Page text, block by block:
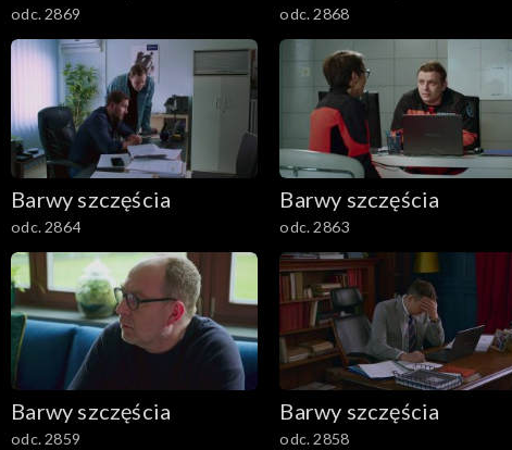
odc. 2869 odc. 2868
Barwy szczęścia
odc. 2864
Barwy szczęścia
odc. 2863
Barwy szczęścia
odc. 2859
Barwy szczęścia
odc. 2858